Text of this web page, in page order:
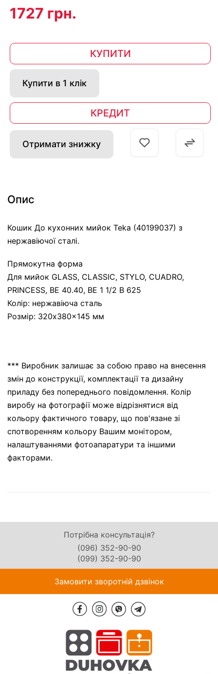
1727 грн.
КУПИТИ
Купити в 1 клік
КРЕДИТ
Отримати знижку
Опис
Кошик До кухонних мийок Teka (40199037) з
нержавіючої сталі.
Прямокутна форма
Для мийок GLASS, CLASSIC, STYLO, CUADRO,
PRINCESS, BE 40.40, BE 1 1/2 B 625
Колір: нержавіюча сталь
Розмір: 320x380x145 мм
*** Виробник залишає за собою право на внесення
змін до конструкції, комплектації та дизайну
приладу без попереднього повідомлення. Колір
виробу на фотографії може відрізнятися від
кольору фактичного товару, що пов'язане зі
спотворенням кольору Вашим монітором,
налаштуваннями фотоапаратури та іншими
факторами.
Потрібна консультація?
(096) 352-90-90
(099) 352-90-90
Замовити зворотній дзвінок